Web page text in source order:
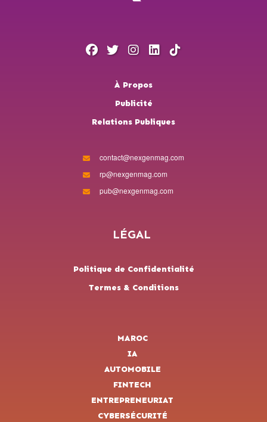
À Propos
Publicité
Relations Publiques
contact@nexgenmag.com
rp@nexgenmag.com
pub@nexgenmag.com
LÉGAL
Politique de Confidentialité
Termes & Conditions
MAROC
IA
AUTOMOBILE
FINTECH
ENTREPRENEURIAT
CYBERSÉCURITÉ